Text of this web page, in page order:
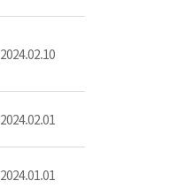
2024.02.10
2024.02.01
2024.01.01